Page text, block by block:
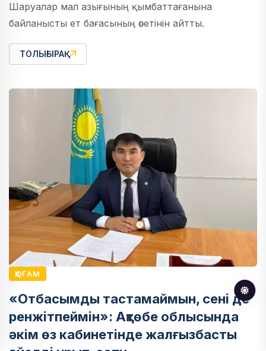
Шаруалар мал азығының қымбаттағанына
байланысты ет бағасының өсетінін айтты.
ТОЛЫҒЫРАҚ
ҚОҒАМ
«Отбасымды тастамаймын, сені де
ренжітпеймін»: Ақтөбе облысында
әкім өз кабинетінде жалғызбасты